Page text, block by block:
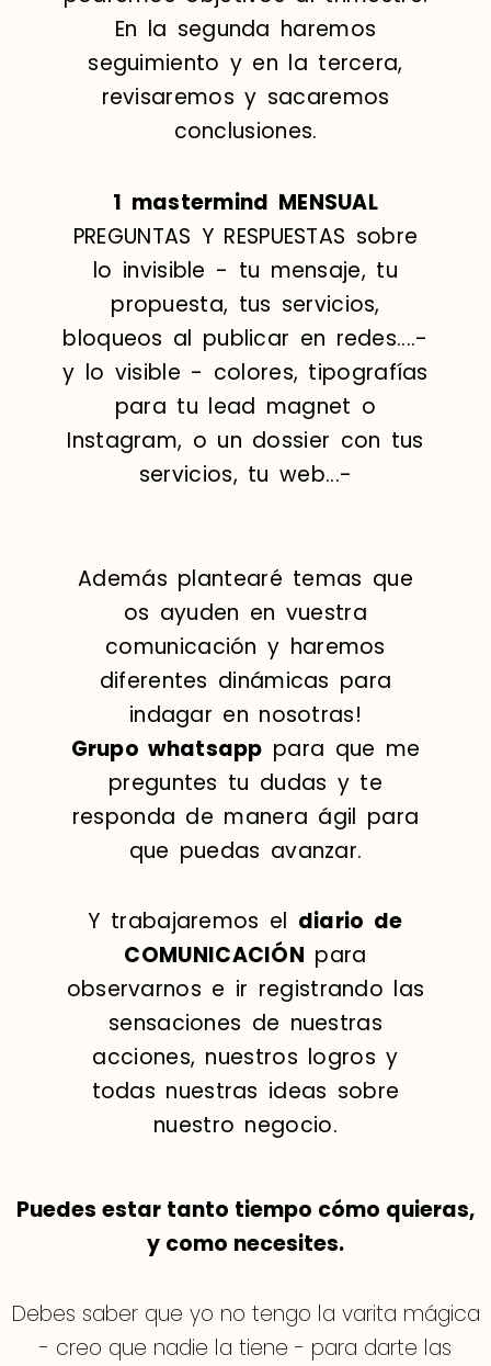
En la segunda haremos
seguimiento y en la tercera,
revisaremos y sacaremos
conclusiones.
1 mastermind MENSUAL
PREGUNTAS Y RESPUESTAS sobre
lo invisible - tu mensaje, tu
propuesta, tus servicios,
bloqueos al publicar en redes....-
y lo visible - colores, tipografías
para tu lead magnet o
Instagram, o un dossier con tus
servicios, tu web...-
Además plantearé temas que
os ayuden en vuestra
comunicación y haremos
diferentes dinámicas para
indagar en nosotras!
Grupo whatsapp para que me
preguntes tu dudas y te
responda de manera ágil para
que puedas avanzar.
Y trabajaremos el diario de
COMUNICACIÓN para
observarnos e ir registrando las
sensaciones de nuestras
acciones, nuestros logros y
todas nuestras ideas sobre
nuestro negocio.
Puedes estar tanto tiempo cómo quieras,
y como necesites.
Debes saber que yo no tengo la varita mágica
- creo que nadie la tiene - para darte las